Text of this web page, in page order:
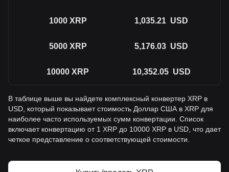
1000 XRP 1,035.21 USD
5000 XRP 5,176.03 USD
10000 XRP 10,352.05 USD
В таблице выше вы найдете комплексный конвертер XRP в
USD, который показывает стоимость Доллар США в XRP для
наиболее часто используемых сумм конвертации. Список
включает конвертацию от 1 XRP до 10000 XRP в USD, что дает
четкое представление о соответствующей стоимости.